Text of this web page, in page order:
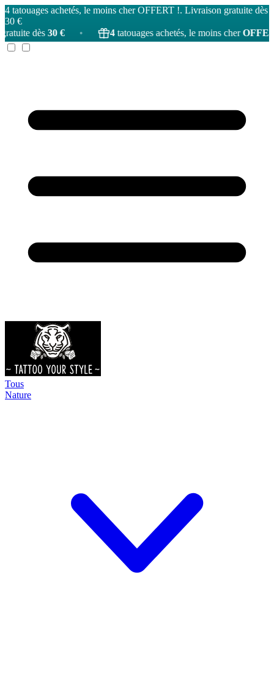
4 tatouages achetés, le moins cher OFFERT !. Livraison gratuite dès
30 €
€
• 4 tatouages achetés, le moins cherOFFERT! •
Tous
Nature